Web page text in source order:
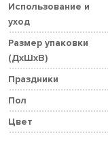
Использование и
уход
Размер упаковки
(ДхШхВ)
Праздники
Пол
Цвет